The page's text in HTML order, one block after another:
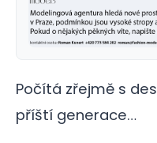
Počítá zřejmě s
příští generace…